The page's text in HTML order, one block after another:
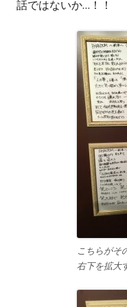
話ではないか…！！
こちらがそ
右下を拡大